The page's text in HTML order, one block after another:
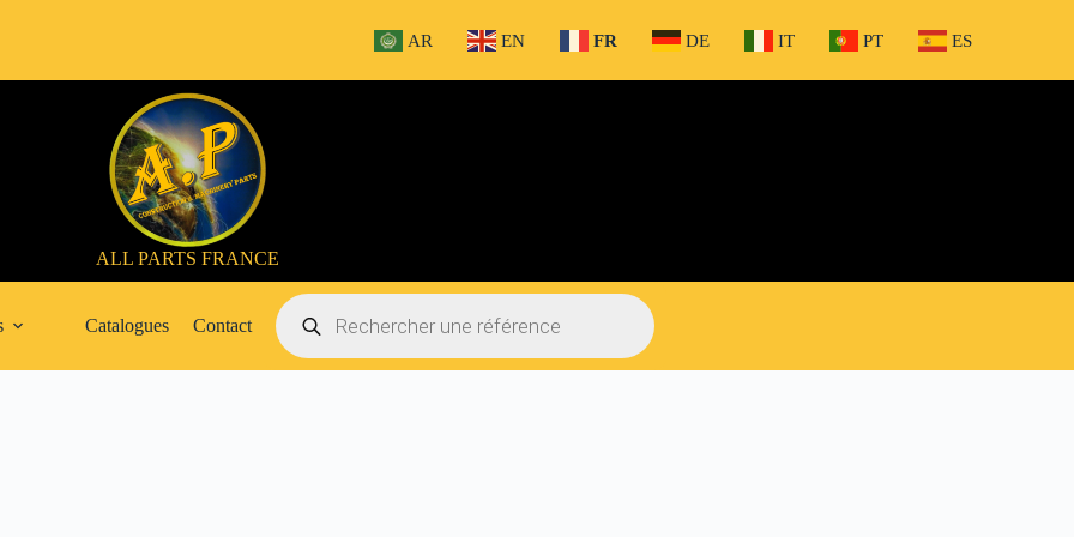
AR EN FR DE IT PT ES
ALL PARTS FRANCE
Catalogues Contact
Recherche
de
produits